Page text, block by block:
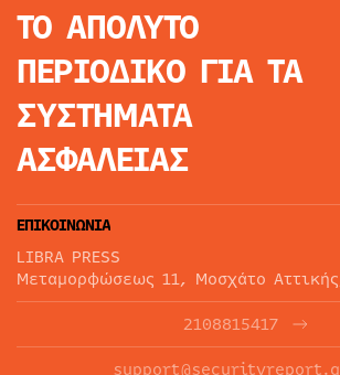
ΤΟ ΑΠΟΛΥΤΟ
ΠΕΡΙΟΔΙΚΟ ΓΙΑ ΤΑ
ΣΥΣΤΗΜΑΤΑ
ΑΣΦΑΛΕΙΑΣ
ΕΠΙΚΟΙΝΩΝΙΑ
LIBRA PRESS
Μεταμορφώσεως 11, Μοσχάτο
2108815417